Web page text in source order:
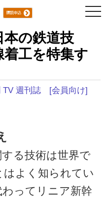
の鉄道技
工を特集す
TV 週刊誌 [会員向け]
る技術は世界で
はよく知られてい
ってリニア新幹